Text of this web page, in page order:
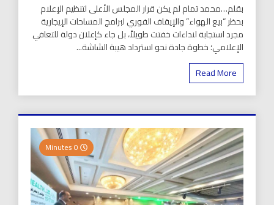
بقلم…محمد تمام لم يكن قرار المجلس الأعلى لتنظيم الإعلام
بحظر “بيع الهواء” والإيقاف الفوري لبرامج المساحات الإيجارية
مجرد استجابة لنداءات خفتت طويلاً، بل جاء كإعلان دولة للتعافي
الإعلامي؛ خطوة جادة نحو استرداد هيبة الشاشة...
Read More